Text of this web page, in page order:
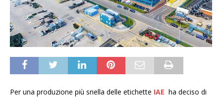
Per una produzione più snella delle etichette IAE ha deciso di